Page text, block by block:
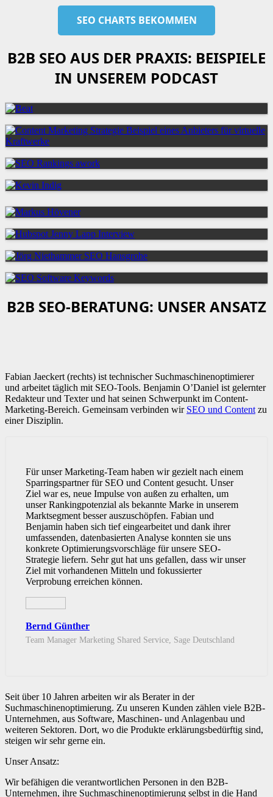
B2B SEO AUS DER PRAXIS: BEISPIELE
IN UNSEREM PODCAST
B2B SEO-BERATUNG: UNSER ANSATZ
Fabian Jaeckert (rechts) ist technischer Suchmaschinenoptimierer
und arbeitet täglich mit SEO-Tools. Benjamin O’Daniel ist gelernter
Redakteur und Texter und hat seinen Schwerpunkt im Content-
Marketing-Bereich. Gemeinsam verbinden wir SEO und Content zu
einer Disziplin.
Für unser Marketing-Team haben wir gezielt nach einem
Sparringspartner für SEO und Content gesucht. Unser
Ziel war es, neue Impulse von außen zu erhalten, um
unser Rankingpotenzial als bekannte Marke in unserem
Marktsegment besser auszuschöpfen. Fabian und
Benjamin haben sich tief eingearbeitet und dank ihrer
umfassenden, datenbasierten Analyse konnten sie uns
konkrete Optimierungsvorschläge für unsere SEO-
Strategie liefern. Sehr gut hat uns gefallen, dass wir unser
Ziel mit vorhandenen Mitteln und fokussierter
Verprobung erreichen können.
Bernd Günther
Team Manager Marketing Shared Service, Sage Deutschland
Seit über 10 Jahren arbeiten wir als Berater in der
Suchmaschinenoptimierung. Zu unseren Kunden zählen viele B2B-
Unternehmen, aus Software, Maschinen- und Anlagenbau und
weiteren Sektoren. Dort, wo die Produkte erklärungsbedürftig sind,
steigen wir sehr gerne ein.
Unser Ansatz:
Wir befähigen die verantwortlichen Personen in den B2B-
Unternehmen, ihre Suchmaschinenoptimierung selbst in die Hand